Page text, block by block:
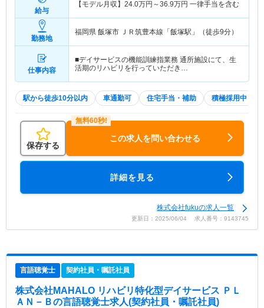
給与
【モデル月収】 24.0万円～36.9万円 一律手当を含む
勤務地
福岡県 飯塚市 ＪＲ筑豊本線「飯塚駅」（徒歩9分）
仕事内容
■デイサービスの機能訓練指業務 通所施設にて、生
活期のリハビリを行っていただき…
駅から徒歩10分以内 車通勤可 住宅手当・補助 積極採用中
保存する
この求人を問い合わせる
詳細を見る
株式会社fukuの求人一覧
更新日：2025/06/04 求人番号：9143745
言語聴覚士 契約社員・嘱託社員
株式会社MAHALO リハビリ特化型デイサービス ＰＬ
ＡＮ－Ｂの言語聴覚士求人(契約社員・嘱託社員)